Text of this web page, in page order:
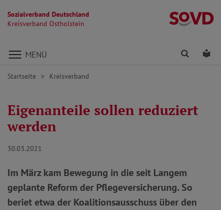
Sozialverband Deutschland
Kreisverband Ostholstein
Direkt zu den Inhalten springen
MENÜ Finden
Startseite Kreisverband
Eigenanteile sollen reduziert
werden
30.03.2021
Im März kam Bewegung in die seit Langem
geplante Reform der Pflegeversicherung. So
beriet etwa der Koalitionsausschuss über den